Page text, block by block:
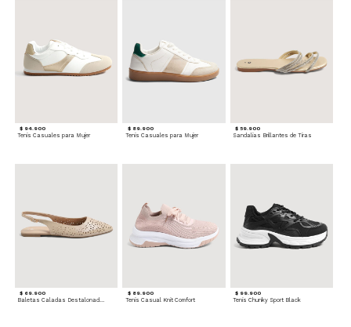
$ 94.900
Tenis Casuales para Mujer
$ 89.900
Tenis Casuales para Mujer
$ 59.900
Sandalias Brillantes de Tiras
$ 69.900
Baletas Caladas Destalonadas
$ 89.900
Tenis Casual Knit Comfort
$ 99.900
Tenis Chunky Sport Black